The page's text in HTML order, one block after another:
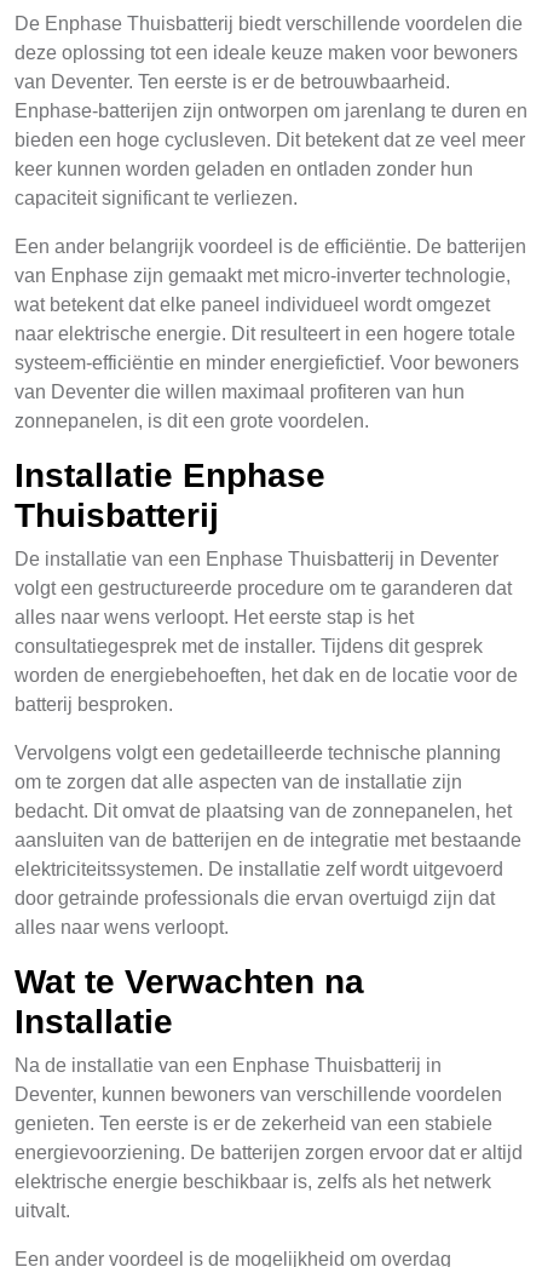
De Enphase Thuisbatterij biedt verschillende voordelen die
deze oplossing tot een ideale keuze maken voor bewoners
van Deventer. Ten eerste is er de betrouwbaarheid.
Enphase-batterijen zijn ontworpen om jarenlang te duren en
bieden een hoge cyclusleven. Dit betekent dat ze veel meer
keer kunnen worden geladen en ontladen zonder hun
capaciteit significant te verliezen.
Een ander belangrijk voordeel is de efficiëntie. De batterijen
van Enphase zijn gemaakt met micro-inverter technologie,
wat betekent dat elke paneel individueel wordt omgezet
naar elektrische energie. Dit resulteert in een hogere totale
systeem-efficiëntie en minder energiefictief. Voor bewoners
van Deventer die willen maximaal profiteren van hun
zonnepanelen, is dit een grote voordelen.
Installatie Enphase
Thuisbatterij
De installatie van een Enphase Thuisbatterij in Deventer
volgt een gestructureerde procedure om te garanderen dat
alles naar wens verloopt. Het eerste stap is het
consultatiegesprek met de installer. Tijdens dit gesprek
worden de energiebehoeften, het dak en de locatie voor de
batterij besproken.
Vervolgens volgt een gedetailleerde technische planning
om te zorgen dat alle aspecten van de installatie zijn
bedacht. Dit omvat de plaatsing van de zonnepanelen, het
aansluiten van de batterijen en de integratie met bestaande
elektriciteitssystemen. De installatie zelf wordt uitgevoerd
door getrainde professionals die ervan overtuigd zijn dat
alles naar wens verloopt.
Wat te Verwachten na
Installatie
Na de installatie van een Enphase Thuisbatterij in
Deventer, kunnen bewoners van verschillende voordelen
genieten. Ten eerste is er de zekerheid van een stabiele
energievoorziening. De batterijen zorgen ervoor dat er altijd
elektrische energie beschikbaar is, zelfs als het netwerk
uitvalt.
Een ander voordeel is de mogelijkheid om overdag